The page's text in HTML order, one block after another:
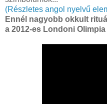
(Részletes angol nyelvű
Ennél nagyobb okkult
a 2012-es Londoni